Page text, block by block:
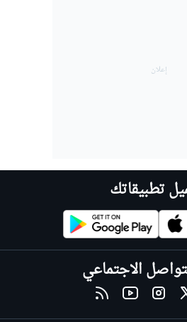
تطبيقاتك
الاجتماعي